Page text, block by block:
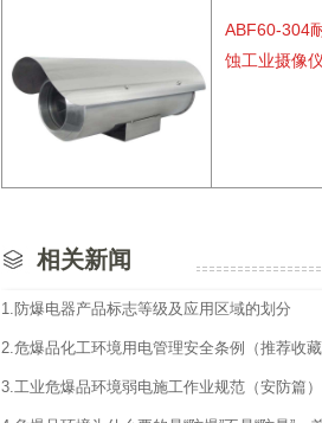
ABF60-304
蚀工业摄像仪
相关新闻
1.防爆电器产品标志等级及应用区域的划分
2.危爆品化工环境用电管理安全条例（推荐收藏
3.工业危爆品环境弱电施工作业规范（安防篇）